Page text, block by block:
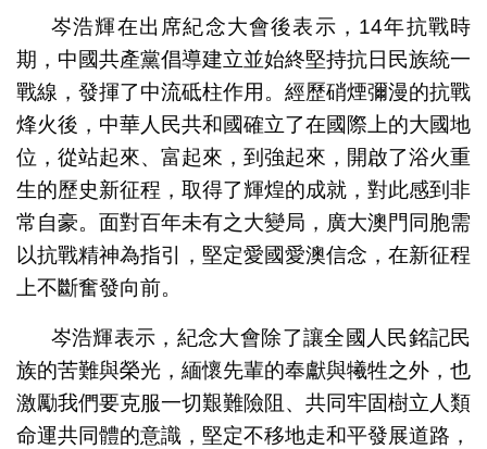
岑浩輝在出席紀念大會後表示，14年抗戰時
期，中國共產黨倡導建立並始終堅持抗日民族統一
戰線，發揮了中流砥柱作用。經歷硝煙彌漫的抗戰
烽火後，中華人民共和國確立了在國際上的大國地
位，從站起來、富起來，到強起來，開啟了浴火重
生的歷史新征程，取得了輝煌的成就，對此感到非
常自豪。面對百年未有之大變局，廣大澳門同胞需
以抗戰精神為指引，堅定愛國愛澳信念，在新征程
上不斷奮發向前。
岑浩輝表示，紀念大會除了讓全國人民銘記民
族的苦難與榮光，緬懷先輩的奉獻與犧牲之外，也
激勵我們要克服一切艱難險阻、共同牢固樹立人類
命運共同體的意識，堅定不移地走和平發展道路，